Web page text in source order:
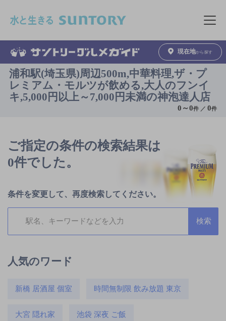
メニュ
現在地から探す
浦和駅(埼玉県)周辺500m,中華料理,ザ・プ
レミアム・モルツが飲める,大人のフンイ
キ,5,000円以上～7,000円未満の神泡達人店
0 ～0件 ／0件
ご指定の条件の検索結果は
0件でした。
条件を変更して、再度検索してください。
人気のワード
新橋 居酒屋 個室 時間無制限 飲み放題 東京
大宮 隠れ家 池袋 深夜 ご飯